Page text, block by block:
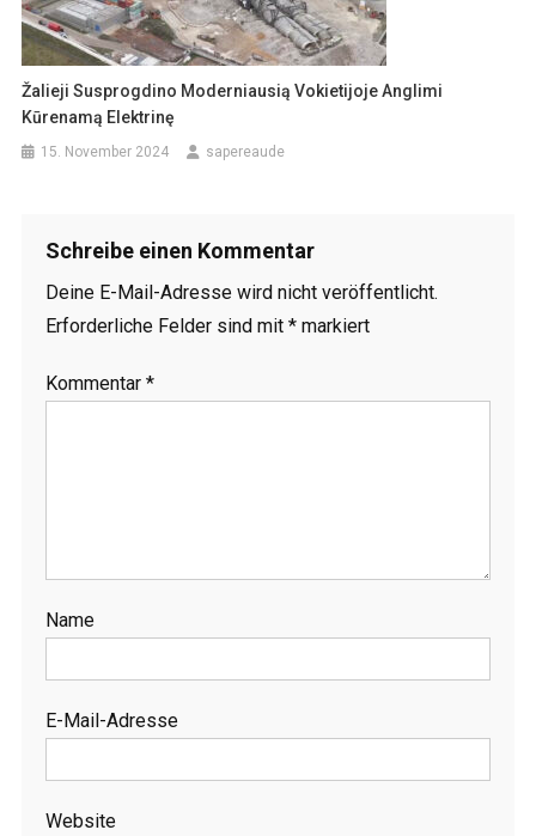
Žalieji Susprogdino Moderniausią Vokietijoje Anglimi
Kūrenamą Elektrinę
15. November 2024 sapereaude
Schreibe einen Kommentar
Deine E-Mail-Adresse wird nicht veröffentlicht.
Erforderliche Felder sind mit *markiert
Kommentar *
Name
E-Mail-Adresse
Website